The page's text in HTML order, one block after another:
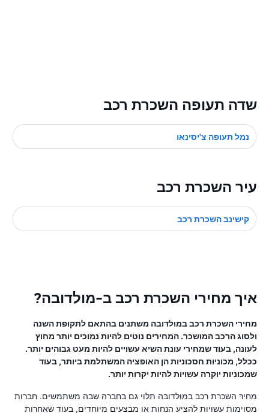
שדה תעופה השכרת רכב
נמל תעופה צ'יסינאו
עיר השכרת רכב
קישינב השכרת רכב
איך מחירי השכרת רכב ב-מולדובה?
מחירי השכרת רכב במולדובה משתנים בהתאם לתקופת השנה
ולסוג הרכב המושכר. המחירים נוטים להיות נמוכים יותר מחוץ
לעונה, בעוד שמחירי עונת השיא עשויים להיות מעט גבוהים יותר.
ככלל, מכוניות חסכוניות הן האופציה המשתלמת ביותר, בעוד
שמכוניות יוקרה עשויות להיות יקרות יותר.
מחיר השכרת רכב במולדובה תלוי גם בחברה שבה משתמשים. חברות
מסוימות עשויות להציע הנחות או מבצעים מיוחדים, בעוד שאחרות